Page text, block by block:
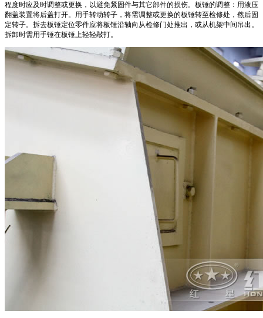
程度时应及时调整或更换，以避免紧固件与其它部件的损伤。板锤的调整：用液压
翻盖装置将后盖打开。用手转动转子，将需调整或更换的板锤转至检修处，然后固
定转子。拆去板锤定位零件应将板锤沿轴向从检修门处推出，或从机架中间吊出。
拆卸时需用手锤在板锤上轻轻敲打。